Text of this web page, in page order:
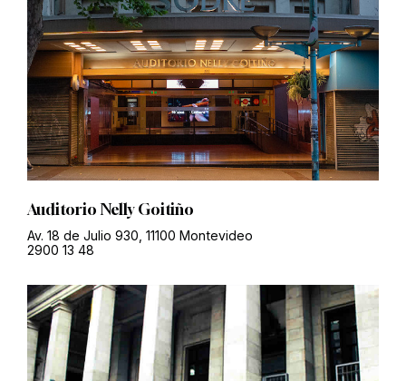
Auditorio Nelly Goitiño
Av. 18 de Julio 930, 11100 Montevideo
2900 13 48